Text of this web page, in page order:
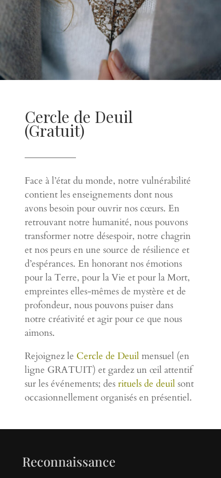
Cercle de Deuil
(Gratuit)
Face à l’état du monde, notre vulnérabilité
contient les enseignements dont nous
avons besoin pour ouvrir nos cœurs. En
retrouvant notre humanité, nous pouvons
transformer notre désespoir, notre chagrin
et nos peurs en une source de résilience et
d’espérances. En honorant nos émotions
pour la Terre, pour la Vie et pour la Mort,
empreintes elles-mêmes de mystère et de
profondeur, nous pouvons puiser dans
notre créativité et agir pour ce que nous
aimons.
Rejoignez le Cercle de Deuilmensuel (en
ligne GRATUIT) et gardez un œil attentif
sur les événements; desrituels de deuilsont
occasionnellement organisés en présentiel.
Reconnaissance